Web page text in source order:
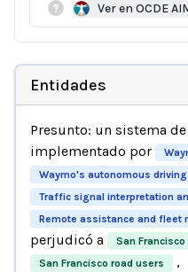
Ver en OCDE
Entidades
Presunto: un sistema
implementado por
Waymo's autonomous
Traffic signal interpretation
Remote assistance and fleet
perjudicó a
San Francisco
San Francisco road users ,